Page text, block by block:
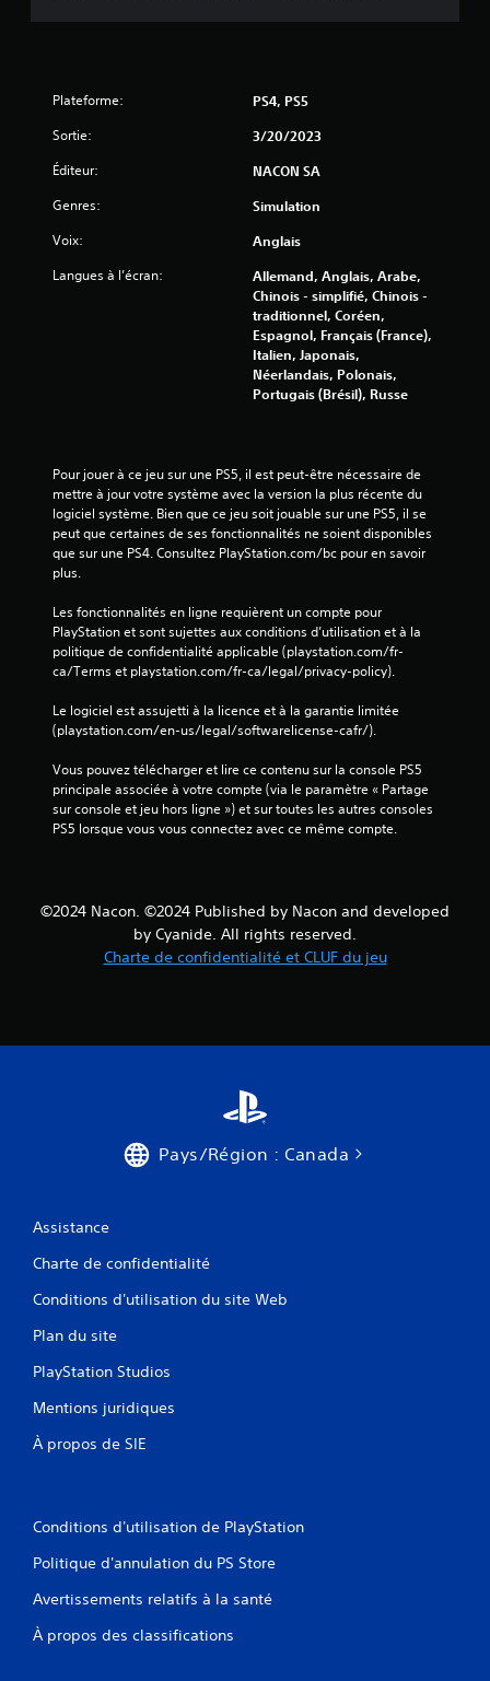
Plateforme: PS4, PS5
Sortie: 3/20/2023
Éditeur: NACON SA
Genres: Simulation
Voix: Anglais
Langues à l’écran:
Allemand, Anglais, Arabe,
Chinois - simplifié, Chinois -
traditionnel, Coréen,
Espagnol, Français (France),
Italien, Japonais,
Néerlandais, Polonais,
Portugais (Brésil), Russe
Pour jouer à ce jeu sur une PS5, il est peut-être nécessaire de
mettre à jour votre système avec la version la plus récente du
logiciel système. Bien que ce jeu soit jouable sur une PS5, il se
peut que certaines de ses fonctionnalités ne soient disponibles
que sur une PS4. Consultez PlayStation.com/bc pour en savoir
plus.
Les fonctionnalités en ligne requièrent un compte pour
PlayStation et sont sujettes aux conditions d’utilisation et à la
politique de confidentialité applicable (playstation.com/fr-
ca/Terms et playstation.com/fr-ca/legal/privacy-policy).
Le logiciel est assujetti à la licence et à la garantie limitée
(playstation.com/en-us/legal/softwarelicense-cafr/).
Vous pouvez télécharger et lire ce contenu sur la console PS5
principale associée à votre compte (via le paramètre « Partage
sur console et jeu hors ligne ») et sur toutes les autres consoles
PS5 lorsque vous vous connectez avec ce même compte.
©2024 Nacon. ©2024 Published by Nacon and developed
by Cyanide. All rights reserved.
Charte de confidentialité et CLUF du jeu
Pays/Région : Canada
Assistance
Charte de confidentialité
Conditions d'utilisation du site Web
Plan du site
PlayStation Studios
Mentions juridiques
À propos de SIE
Conditions d'utilisation de PlayStation
Politique d'annulation du PS Store
Avertissements relatifs à la santé
À propos des classifications